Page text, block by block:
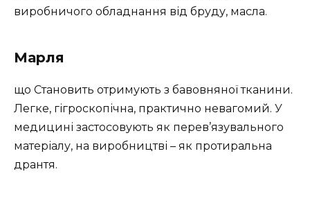
виробничого обладнання від бруду, масла.
Марля
що Становить отримують з бавовняної тканини.
Легке, гігроскопічна, практично невагомий. У
медицині застосовують як перев’язувального
матеріалу, на виробництві – як протиральна
дрантя.